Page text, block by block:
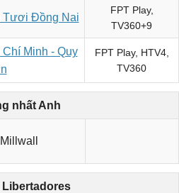
Tươi Đồng Nai
FPT Play,
TV360+9
Minh - Quy
FPT Play, HTV4,
TV360
nhất Anh
Libertadores